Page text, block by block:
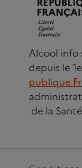
Alcool info
depuis le
publique
de la